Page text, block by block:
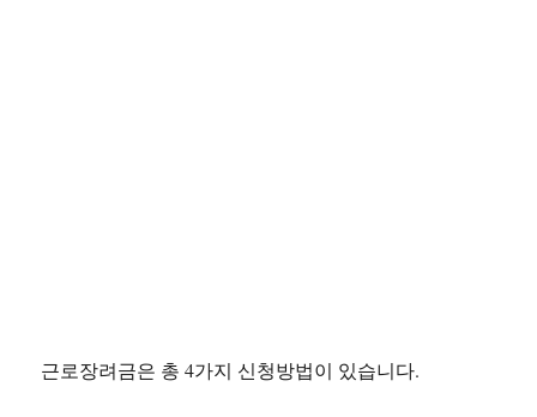
근로장려금은 총 4가지 신청방법이 있습니다.